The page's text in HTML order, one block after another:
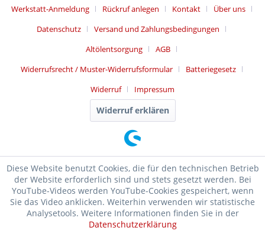
Werkstatt-Anmeldung
Rückruf anlegen Kontakt
Über uns
Datenschutz
Versand und Zahlungsbedingungen
Altölentsorgung
AGB
Widerrufsrecht / Muster-Widerrufsformular
Batteriegesetz
Widerruf
Impressum
Widerruf erklären
Diese Website benutzt Cookies, die für den technischen Betrieb
der Website erforderlich sind und stets gesetzt werden. Bei
YouTube-Videos werden YouTube-Cookies gespeichert, wenn
Sie das Video anklicken. Weiterhin verwenden wir statistische
Analysetools. Weitere Informationen finden Sie in der
Datenschutzerklärung